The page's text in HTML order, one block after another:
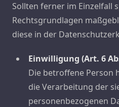
Sollten ferner im Einzelfall
Rechtsgrundlagen
diese in der
Einwilligung (Art. 6
Die betroffene Person
die Verarbeitung der
personenbezogenen